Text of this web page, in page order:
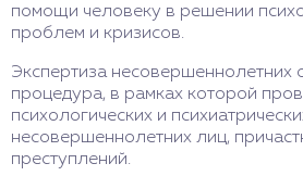
помощи человеку в решении
проблем и кризисов.
Экспертиза несовершеннолетних
процедура, в рамках которой
психологических и
несовершеннолетних лиц,
преступлений.